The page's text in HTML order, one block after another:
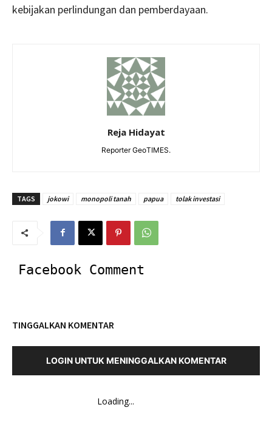
kebijakan perlindungan dan pemberdayaan.
Reja Hidayat
Reporter GeoTIMES.
TAGS jokowi monopoli tanah papua tolak investasi
Facebook Comment
TINGGALKAN KOMENTAR
LOGIN UNTUK MENINGGALKAN KOMENTAR
Loading...